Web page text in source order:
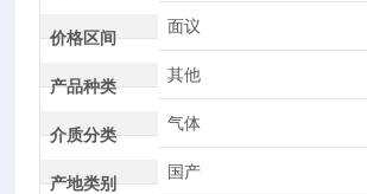
价格区间
面议
产品种类
其他
介质分类
气体
产地类别
国产